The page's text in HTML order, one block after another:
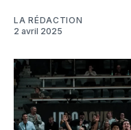
LA RÉDACTION
2 avril 2025